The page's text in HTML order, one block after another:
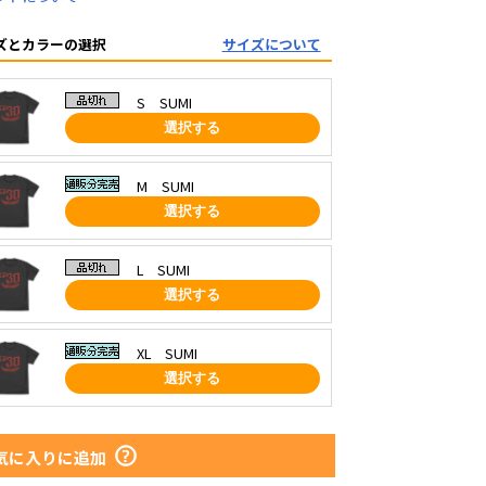
とカラーの選択 サイズについて
S SUMI
選択する
M SUMI
選択する
L SUMI
選択する
XL SUMI
選択する
に入りに追加